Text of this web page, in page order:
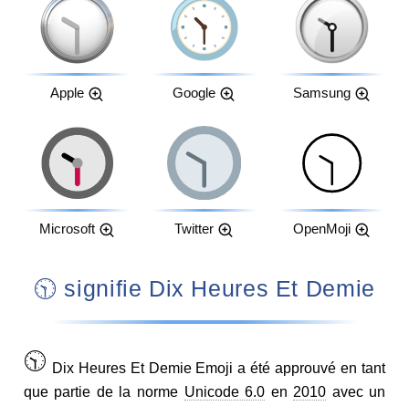
Apple Google Samsung
Microsoft Twitter OpenMoji
🕥 signifie Dix Heures Et Demie
🕥 Dix Heures Et Demie Emoji a été approuvé en tant
que partie de la norme Unicode 6.0 en 2010 avec un